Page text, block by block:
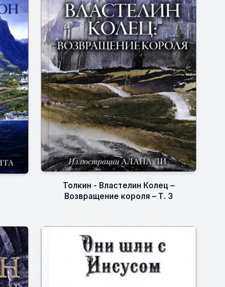
Толкин - Властелин Колец –
Возвращение короля – Т. 3